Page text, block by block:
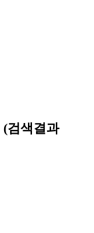
(검색결과